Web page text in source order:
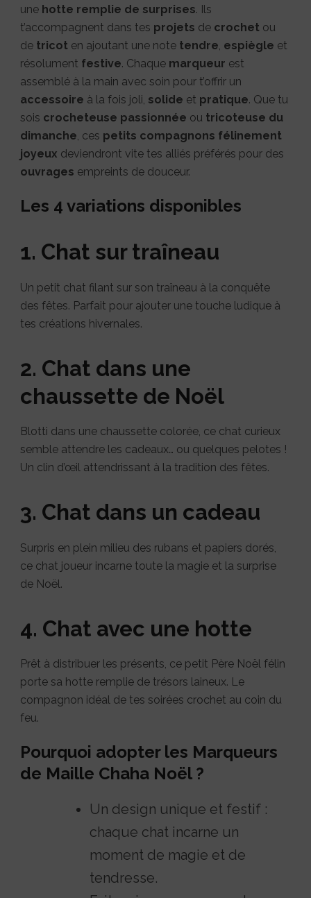
une hotte remplie de surprises. Ils
t’accompagnent dans tes projets de crochet ou
de tricot en ajoutant une note tendre, espiègle et
résolument festive. Chaque marqueur est
assemblé à la main avec soin pour t’offrir un
accessoire à la fois joli, solide et pratique. Que tu
sois crocheteuse passionnée ou tricoteuse du
dimanche, ces petits compagnons félinement
joyeux deviendront vite tes alliés préférés pour des
ouvrages empreints de douceur.
Les 4 variations disponibles
1. Chat sur traîneau
Un petit chat filant sur son traîneau à la conquête
des fêtes. Parfait pour ajouter une touche ludique à
tes créations hivernales.
2. Chat dans une
chaussette de Noël
Blotti dans une chaussette colorée, ce chat curieux
semble attendre les cadeaux… ou quelques pelotes !
Un clin d’œil attendrissant à la tradition des fêtes.
3. Chat dans un cadeau
Surpris en plein milieu des rubans et papiers dorés,
ce chat joueur incarne toute la magie et la surprise
de Noël.
4. Chat avec une hotte
Prêt à distribuer les présents, ce petit Père Noël félin
porte sa hotte remplie de trésors laineux. Le
compagnon idéal de tes soirées crochet au coin du
feu.
Pourquoi adopter les Marqueurs
de Maille Chaha Noël ?
Un design unique et festif :
chaque chat incarne un
moment de magie et de
tendresse.